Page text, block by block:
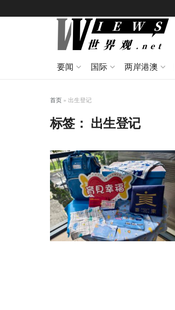
要闻 国际 两岸港澳
首页 » 出生登记
标签： 出生登记